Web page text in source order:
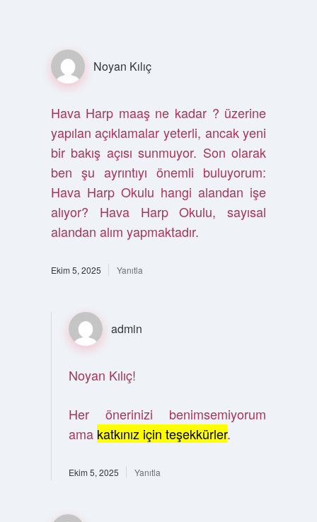
Noyan Kılıç
Hava Harp maaş ne kadar ? üzerine
yapılan açıklamalar yeterli, ancak yeni
bir bakış açısı sunmuyor. Son olarak
ben şu ayrıntıyı önemli buluyorum:
Hava Harp Okulu hangi alandan işe
alıyor? Hava Harp Okulu, sayısal
alandan alım yapmaktadır.
Ekim 5, 2025 Yanıtla
admin
Noyan Kılıç!
Her önerinizi benimsemiyorum
ama katkınız için teşekkürler.
Ekim 5, 2025 Yanıtla